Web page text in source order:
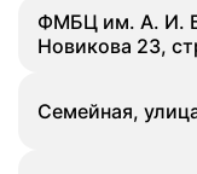
ФМБЦ им. А. И.
Новикова 23,
Семейная,